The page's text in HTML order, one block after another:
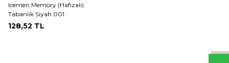
Icemen Memory (Hafızalı)
Tabanlık Siyah 001
128,52 TL